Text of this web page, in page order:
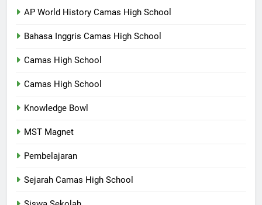
AP World History Camas High School
Bahasa Inggris Camas High School
Camas High School
Camas High School
Knowledge Bowl
MST Magnet
Pembelajaran
Sejarah Camas High School